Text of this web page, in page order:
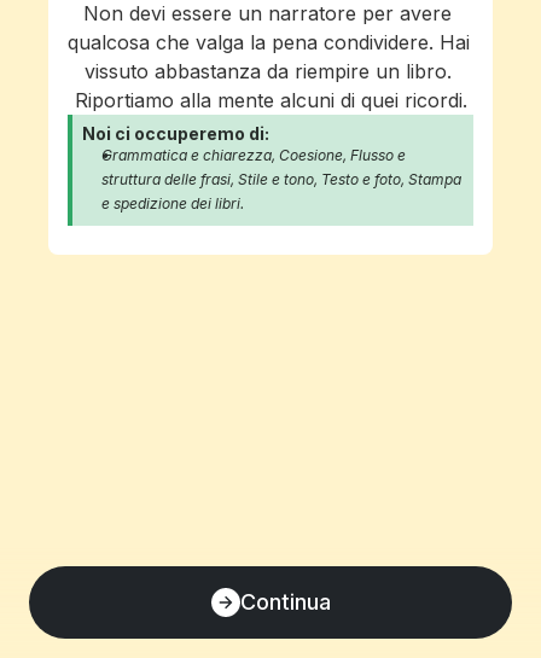
Non devi essere un narratore per avere
qualcosa che valga la pena condividere. Hai
vissuto abbastanza da riempire un libro.
Riportiamo alla mente alcuni di quei ricordi.
Noi ci occuperemo di:
Grammatica e chiarezza, Coesione, Flusso e
struttura delle frasi, Stile e tono, Testo e foto, Stampa
e spedizione dei libri.
Continua